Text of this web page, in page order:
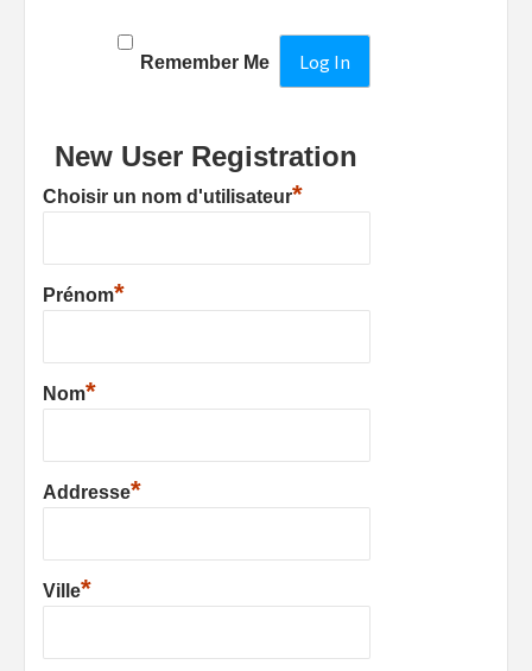
Remember Me
New User Registration
Choisir un nom d'utilisateur*
Prénom*
Nom*
Addresse*
Ville*